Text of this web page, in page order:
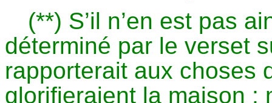
(**) S’il n’en est pas
déterminé par le verset
rapporterait aux choses
glorifieraient la maison ;